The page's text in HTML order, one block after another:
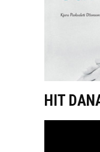
HIT